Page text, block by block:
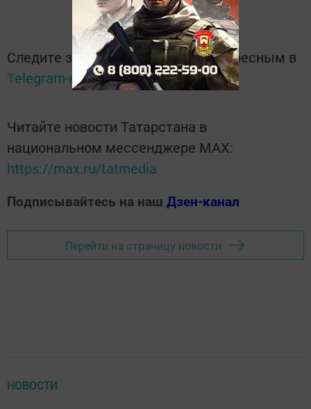
Следите за самым важным и интересным в
Telegram-каналеТатмедиа
Читайте новости Татарстана в
национальном мессенджере MАХ:
https://max.ru/tatmedia
Подписывайтесь на наш Дзен-канал
Перейти на страницу новости
НОВОСТИ